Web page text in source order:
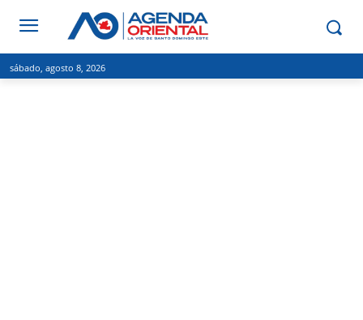
sábado, agosto 8, 2026